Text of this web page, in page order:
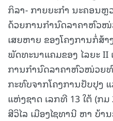
ກິລາ- ກາຍຍະກຳ ນະຄອນຫຼ
ດ້ວຍການກຳນົດລາຄາຫົວໜ່
ເສຍຫາຍ ຂອງໂຄງການກໍ່ສ້
ພັດທະນາແຄມຂອງ ໄລຍະ II
ການກຳນົດລາຄາຫົວໜ່ວຍ
ກະທົບຈາກໂຄງການປັບປຸງ
ແຫ່ງຊາດ ເລກທີ 13 ໃຕ້ (ກມ
ສີວິໄລ ເມືອງໄຊທານີ ຫາ ບ້